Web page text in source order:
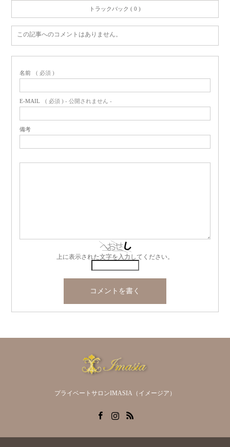
トラックバック ( 0 )
この記事へのコメントはありません。
名前 ( 必須 )
E-MAIL ( 必須 ) - 公開されません -
備考
上に表示された文字を入力してください。
プライベートサロンIMASIA（イメージア）